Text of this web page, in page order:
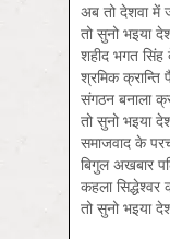
अब तो देशवा में
तो सुनो भइया
शहीद भगत सिंह
श्रमिक क्रान्ति
संगठन बनाला
तो सुनो भइया
समाजवाद के
बिगुल अखबार
कहला सिद्धेश्वर
तो सुनो भइया